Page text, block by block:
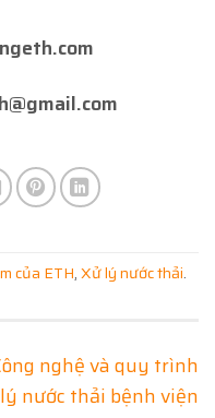
của ETH,Xử lý nước thải.
nghệ và quy trình
nước thải bệnh viện